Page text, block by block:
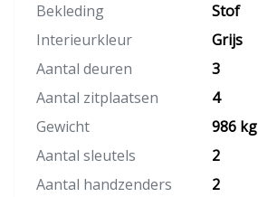
Bekleding
Stof
Interieurkleur
Grijs
Aantal deuren
3
Aantal zitplaatsen
4
Gewicht
986 kg
Aantal sleutels
2
Aantal handzenders
2